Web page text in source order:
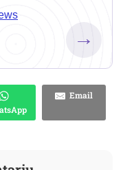
→
Email